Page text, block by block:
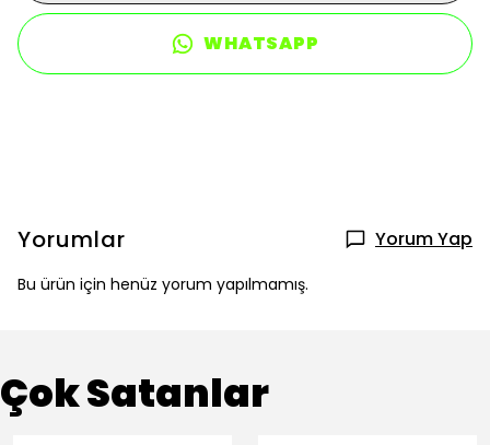
WHATSAPP
Yorumlar Yorum Yap
Bu ürün için henüz yorum yapılmamış.
Çok Satanlar